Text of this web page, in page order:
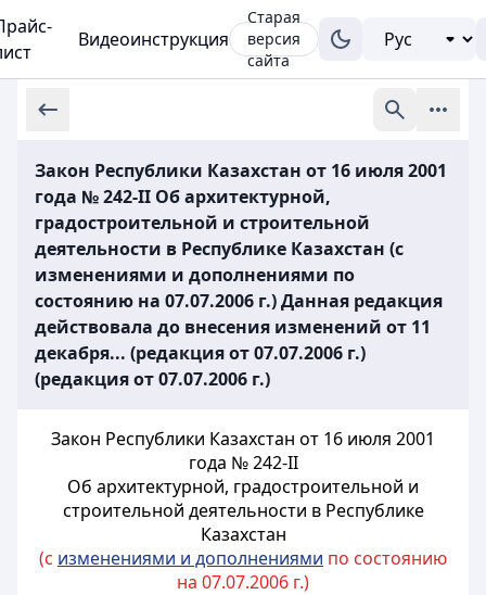
Видеоинструкция
Старая
версия
сайта
Закон Республики Казахстан от 16 июля 2001
года № 242-II Об архитектурной,
градостроительной и строительной
деятельности в Республике Казахстан (с
изменениями и дополнениями по
состоянию на 07.07.2006 г.) Данная редакция
действовала до внесения изменений от 11
декабря... (редакция от 07.07.2006 г.)
(редакция от 07.07.2006 г.)
Закон Республики Казахстан от 16 июля 2001
года № 242-II
Об архитектурной, градостроительной и
строительной деятельности в Республике
Казахстан
(с изменениями и дополнениями по состоянию
на 07.07.2006 г.)